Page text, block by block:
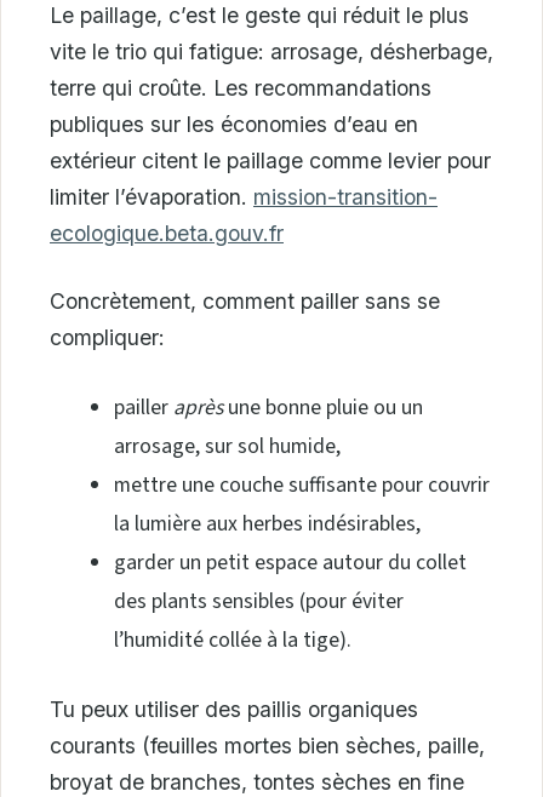
Le paillage, c’est le geste qui réduit le plus
vite le trio qui fatigue: arrosage, désherbage,
terre qui croûte. Les recommandations
publiques sur les économies d’eau en
extérieur citent le paillage comme levier pour
limiter l’évaporation. mission-transition-
ecologique.beta.gouv.fr
Concrètement, comment pailler sans se
compliquer:
pailler aprèsune bonne pluie ou un
arrosage, sur sol humide,
mettre une couche suffisante pour couvrir
la lumière aux herbes indésirables,
garder un petit espace autour du collet
des plants sensibles (pour éviter
l’humidité collée à la tige).
Tu peux utiliser des paillis organiques
courants (feuilles mortes bien sèches, paille,
broyat de branches, tontes sèches en fine